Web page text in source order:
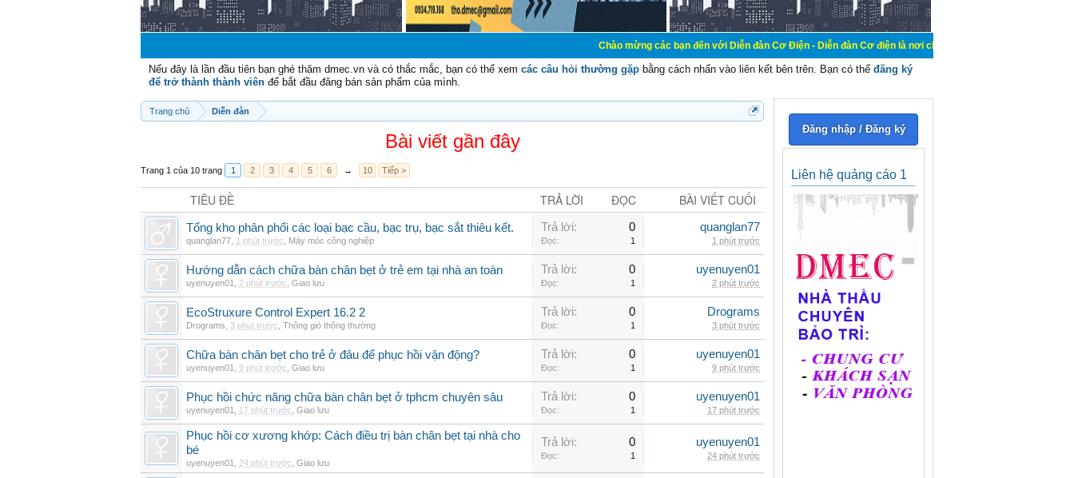
Chào mừng các bạn đến với Diễn đàn Cơ Điện - Diễn đàn Cơ điện là nơi chia sẽ kiến thức kinh nghiệm trong lãnh
Nếu đây là lần đầu tiên bạn ghé thăm dmec.vn và có thắc mắc, bạn có thể xem các câu hỏi thường gặp bằng cách nhấn vào liên kết bên trên. Bạn có thể đăng ký
để trở thành thành viên để bắt đầu đăng bán sản phẩm của mình.
Trang chủ Diễn đàn
Bài viết gần đây
Trang 1 của 10 trang 1 2 3 4 5 6 → 10 Tiếp >
TIÊU ĐỀ TRẢ LỜI ĐỌC BÀI VIẾT CUỐI
Tổng kho phân phối các loại bạc cầu, bạc trụ, bạc sắt thiêu kết.
quanglan77 1 phút trước Máy móc công nghiệp
Trả lời: 0
Đọc: 1
quanglan77
1 phút trước
Hướng dẫn cách chữa bàn chân bẹt ở trẻ em tại nhà an toàn
uyenuyen01 2 phút trước Giao lưu
Trả lời: 0
Đọc: 1
uyenuyen01
2 phút trước
EcoStruxure Control Expert 16.2 2
Drograms 3 phút trước Thông gió thông thường
Trả lời: 0
Đọc: 1
Drograms
3 phút trước
Chữa bàn chân bẹt cho trẻ ở đâu để phục hồi vận động?
uyenuyen01 9 phút trước Giao lưu
Trả lời: 0
Đọc: 1
uyenuyen01
9 phút trước
Phục hồi chức năng chữa bàn chân bẹt ở tphcm chuyên sâu
uyenuyen01 17 phút trước Giao lưu
Trả lời: 0
Đọc: 1
uyenuyen01
17 phút trước
Phục hồi cơ xương khớp: Cách điều trị bàn chân bẹt tại nhà cho
bé
uyenuyen01 24 phút trước Giao lưu
Trả lời: 0
Đọc: 1
uyenuyen01
24 phút trước
Đăng nhập / Đăng ký
Liên hệ quảng cáo 1